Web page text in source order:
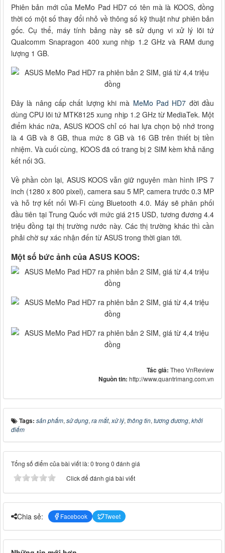
Phiên bản mới của MeMo Pad HD7 có tên mà là KOOS, đồng
thời có một số thay đổi nhỏ về thông số kỹ thuật như phiên bản
gốc. Cụ thể, máy tính bảng này sẽ sử dụng vi xử lý lõi tứ
Qualcomm Snapragon 400 xung nhịp 1.2 GHz và RAM dung
lượng 1 GB.
Đây là nâng cấp chất lượng khi mà MeMo Pad HD7 đời đầu
dùng CPU lõi tứ MTK8125 xung nhịp 1.2 GHz từ MediaTek. Một
điểm khác nữa, ASUS KOOS chỉ có hai lựa chọn bộ nhớ trong
là 4 GB và 8 GB, thua mức 8 GB và 16 GB trên thiết bị tiền
nhiệm. Và cuối cùng, KOOS đã có trang bị 2 SIM kèm khả năng
kết nối 3G.
Về phần còn lại, ASUS KOOS vẫn giữ nguyên màn hình IPS 7
inch (1280 x 800 pixel), camera sau 5 MP, camera trước 0.3 MP
và hỗ trợ kết nối Wi-Fi cùng Bluetooth 4.0. Máy sẽ phân phối
đầu tiên tại Trung Quốc với mức giá 215 USD, tương đương 4.4
triệu đồng tại thị trường nước này. Các thị trường khác thì cần
phải chờ sự xác nhận đến từ ASUS trong thời gian tới.
Một số bức ảnh của ASUS KOOS:
Tác giả: Theo VnReview
Nguồn tin: http://www.quantrimang.com.vn
Tags: sản phẩm, sử dụng, ra mắt, xử lý, thông tin, tương đương, khởi
điểm
Tổng số điểm của bài viết là: 0 trong 0 đánh giá
Click để đánh giá bài viết
Chia sẻ: Facebook Tweet